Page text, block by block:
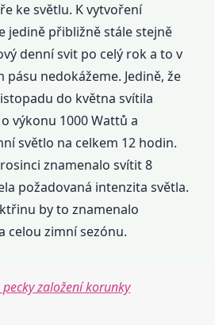
ke světlu. K vytvoření
jedině přibližně stále stejně
denní svit po celý rok a to v
nedokážeme. Jedině, že
do května svítila
výkonu 1000 Wattů a
světlo na celkem 12 hodin.
znamenalo svítit 8
požadovaná intenzita světla.
by to znamenalo
celou zimní sezónu.
pecky založení korunky